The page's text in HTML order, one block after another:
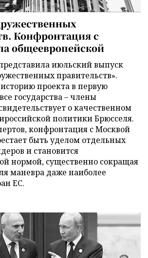
Конфронтация с
общеевропейской
июльский выпуск
правительств».
проекта в первую
государства – члены
о качественном
политики Брюсселя.
конфронтация с Москвой
быть уделом отдельных
и становится
нормой, существенно сокращая
маневра даже наиболее
ЕС.